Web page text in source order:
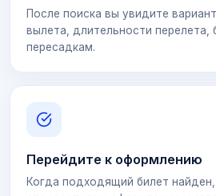
После поиска вы увидите
вылета, длительности перелета,
пересадкам.
Перейдите к оформлению
Когда подходящий билет